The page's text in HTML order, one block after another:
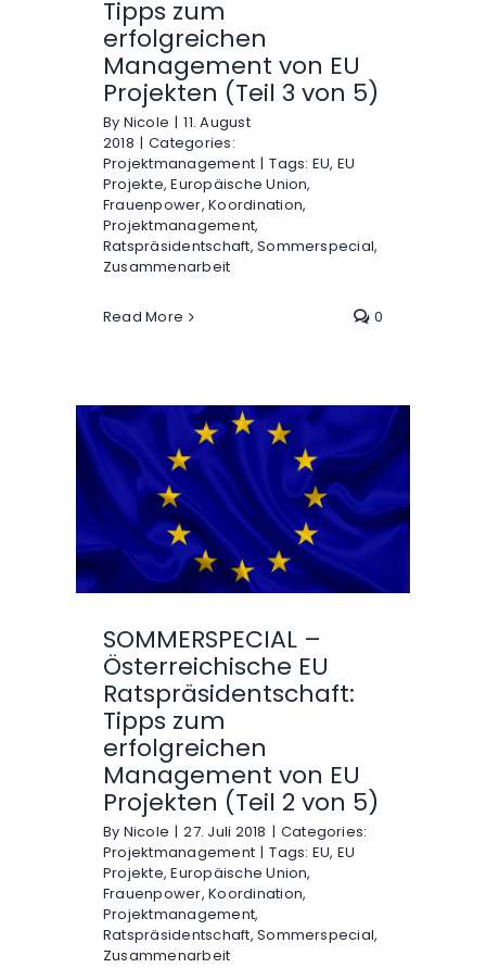
Tipps zum
erfolgreichen
Management von EU
Projekten (Teil 3 von 5)
By Nicole | 11. August
2018 | Categories:
Projektmanagement | Tags: EU, EU
Projekte,Europäische Union,
Frauenpower,Koordination,
Projektmanagement,
Ratspräsidentschaft,Sommerspecial,
Zusammenarbeit
Read More 0
SOMMERSPECIAL –
Österreichische EU
Ratspräsidentschaft:
Tipps zum
erfolgreichen
Management von EU
Projekten (Teil 2 von 5)
By Nicole | 27. Juli 2018 | Categories:
Projektmanagement | Tags: EU, EU
Projekte,Europäische Union,
Frauenpower,Koordination,
Projektmanagement,
Ratspräsidentschaft,Sommerspecial,
Zusammenarbeit